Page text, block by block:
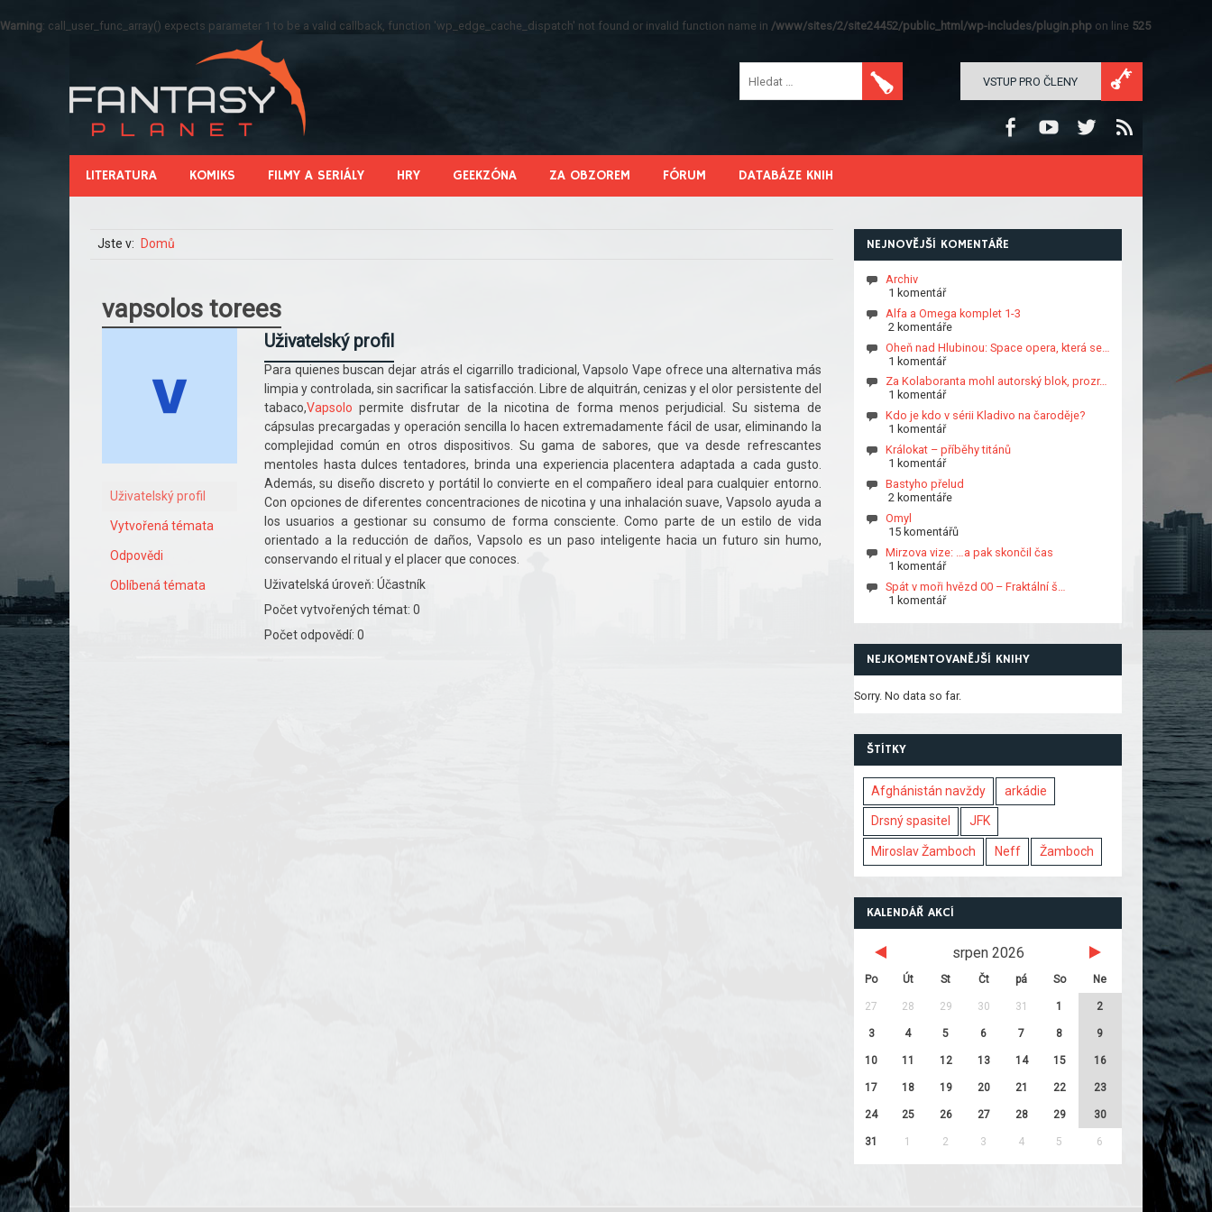
Warning: call_user_func_array() expects parameter 1 to be a valid callback, function 'wp_edge_cache_dispatch' not found or invalid function name in /www/sites/2/site24452/public_html/wp-includes/plugin.php on line 525
VSTUP PRO ČLENY
LITERATURA KOMIKS FILMY A SERIÁLY HRY GEEKZÓNA ZA OBZOREM FÓRUM DATABÁZE KNIH
Jste v: Domů
vapsolos torees
Uživatelský profil
Vytvořená témata
Odpovědi
Oblíbená témata
Uživatelský profil
Para quienes buscan dejar atrás el cigarrillo tradicional, Vapsolo Vape ofrece una alternativa más
limpia y controlada, sin sacrificar la satisfacción. Libre de alquitrán, cenizas y el olor persistente del
tabaco,Vapsolo permite disfrutar de la nicotina de forma menos perjudicial. Su sistema de
cápsulas precargadas y operación sencilla lo hacen extremadamente fácil de usar, eliminando la
complejidad común en otros dispositivos. Su gama de sabores, que va desde refrescantes
mentoles hasta dulces tentadores, brinda una experiencia placentera adaptada a cada gusto.
Además, su diseño discreto y portátil lo convierte en el compañero ideal para cualquier entorno.
Con opciones de diferentes concentraciones de nicotina y una inhalación suave, Vapsolo ayuda a
los usuarios a gestionar su consumo de forma consciente. Como parte de un estilo de vida
orientado a la reducción de daños, Vapsolo es un paso inteligente hacia un futuro sin humo,
conservando el ritual y el placer que conoces.
Uživatelská úroveň: Účastník
Počet vytvořených témat: 0
Počet odpovědí: 0
NEJNOVĚJŠÍ KOMENTÁŘE
Archiv
1 komentář
Alfa a Omega komplet 1-3
2 komentáře
Oheň nad Hlubinou: Space opera, která se…
1 komentář
Za Kolaboranta mohl autorský blok, prozr…
1 komentář
Kdo je kdo v sérii Kladivo na čaroděje?
1 komentář
Králokat – příběhy titánů
1 komentář
Bastyho přelud
2 komentáře
Omyl
15 komentářů
Mirzova vize: …a pak skončil čas
1 komentář
Spát v moři hvězd 00 – Fraktální š…
1 komentář
NEJKOMENTOVANĚJŠÍ KNIHY
Sorry. No data so far.
ŠTÍTKY
Afghánistán navždy arkádie
Drsný spasitel JFK
Miroslav Žamboch Neff Žamboch
KALENDÁŘ AKCÍ
srpen 2026
Po Út St Čt pá So Ne
27 28 29 30 31 1 2
3 4 5 6 7 8 9
10 11 12 13 14 15 16
17 18 19 20 21 22 23
24 25 26 27 28 29 30
31 1 2 3 4 5 6